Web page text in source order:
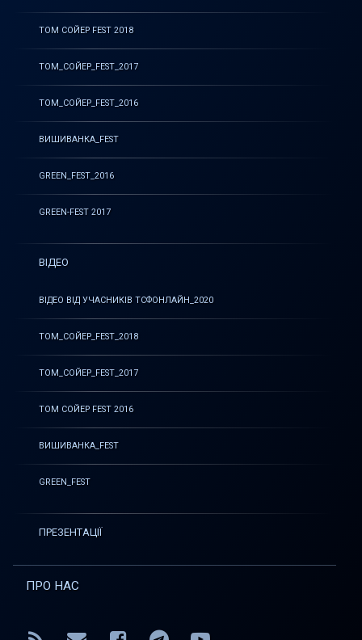
ТОМ СОЙЕР FEST 2018
ТОМ_СОЙЕР_FEST_2017
ТОМ_СОЙЕР_FEST_2016
ВИШИВАНКА_FEST
GREEN_FEST_2016
GREEN-FEST 2017
ВІДЕО
ВІДЕО ВІД УЧАСНИКІВ ТСФОНЛАЙН_2020
ТОМ_СОЙЕР_FEST_2018
ТОМ_СОЙЕР_FEST_2017
ТОМ СОЙЕР FEST 2016
ВИШИВАНКА_FEST
GREEN_FEST
ПРЕЗЕНТАЦІЇ
ПРО НАС